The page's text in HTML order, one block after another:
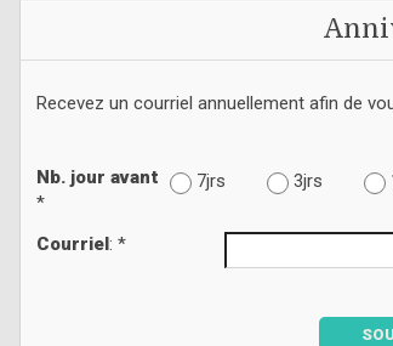
Recevez un courriel annuellement afin de
Nb. jour avant
*
7jrs 3jrs
Courriel: *